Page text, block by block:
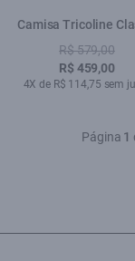
Camisa Tricoline
Anatomic Azul
R$ 579,00
R$ 459,00
4X de R$ 114,75 sem
Página 1